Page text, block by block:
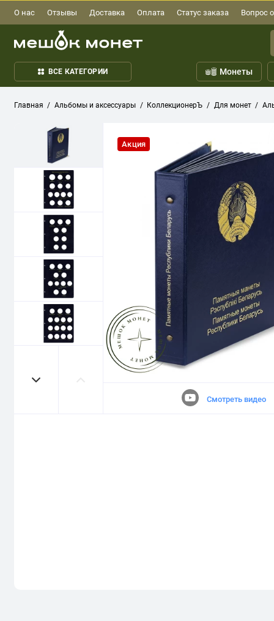
О нас Отзывы Доставка Оплата Статус заказа Вопрос
ВСЕ КАТЕГОРИИ Монеты
Главная Альбомы и аксессуары КоллекционерЪ Для монет
Акция
Смотреть видео